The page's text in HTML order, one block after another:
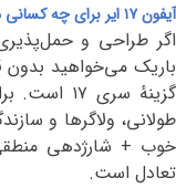
آیفون ۱۷ ایر برای چه کسانی مناسب است؟
اگر طراحی و
باریک می‌خواهید بدون
گزینهٔ سری ۱۷ است.
طولانی، ولاگرها و
تعادل است.